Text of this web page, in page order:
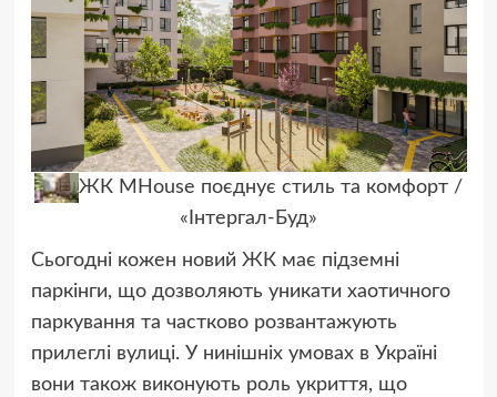
ЖК MHouse поєднує стиль та комфорт /
«Інтергал-Буд»
Сьогодні кожен новий ЖК має підземні
паркінги, що дозволяють уникати хаотичного
паркування та частково розвантажують
прилеглі вулиці. У нинішніх умовах в Україні
вони також виконують роль укриття, що